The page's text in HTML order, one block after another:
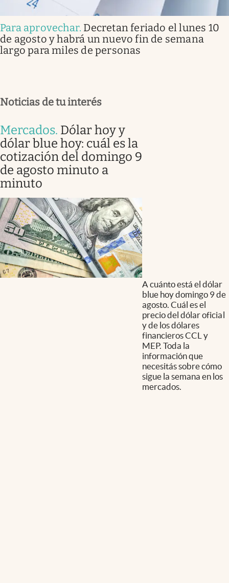
Para aprovechar. Decretan feriado el lunes 10
de agosto y habrá un nuevo fin de semana
largo para miles de personas
Noticias de tu interés
Mercados. Dólar hoy y
dólar blue hoy: cuál es la
cotización del domingo 9
de agosto minuto a
minuto
A cuánto está el dólar
blue hoy domingo 9 de
agosto. Cuál es el
precio del dólar oficial
y de los dólares
financieros CCL y
MEP. Toda la
información que
necesitás sobre cómo
sigue la semana en los
mercados.